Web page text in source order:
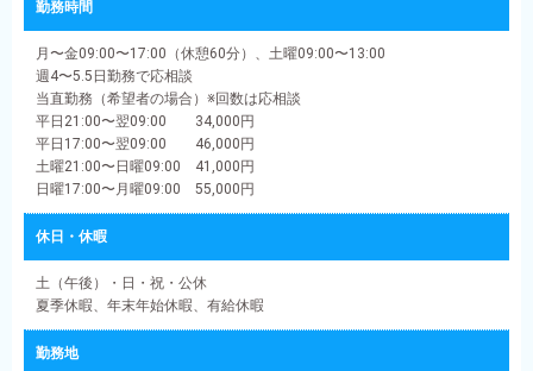
勤務時間
月〜金09:00〜17:00（休憩60分）、土曜09:00〜13:00
週4〜5.5日勤務で応相談
当直勤務（希望者の場合）※回数は応相談
平日21:00〜翌09:00 34,000円
平日17:00〜翌09:00 46,000円
土曜21:00〜日曜09:00 41,000円
日曜17:00〜月曜09:00 55,000円
休日・休暇
土（午後）・日・祝・公休
夏季休暇、年末年始休暇、有給休暇
勤務地